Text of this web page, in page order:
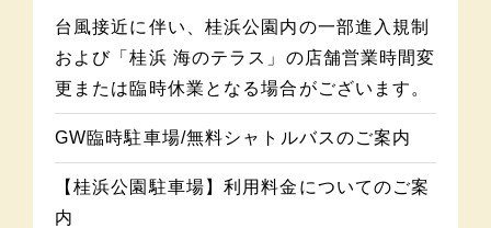
台風接近に伴い、桂浜公園内の一部進入規制
および「桂浜 海のテラス」の店舗営業時間変
更または臨時休業となる場合がございます。
GW臨時駐車場/無料シャトルバスのご案内
【桂浜公園駐車場】利用料金についてのご案
内